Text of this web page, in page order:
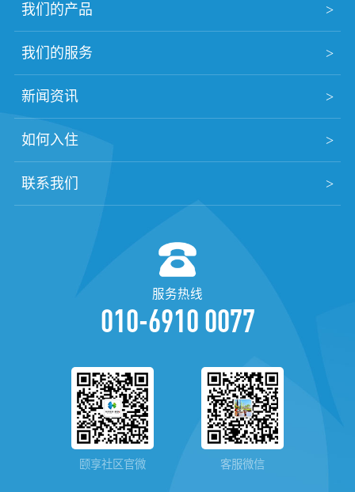
我们的产品
我们的服务
新闻资讯
如何入住
联系我们
服务热线
010-6910 0077
颐享社区官微 客服微信